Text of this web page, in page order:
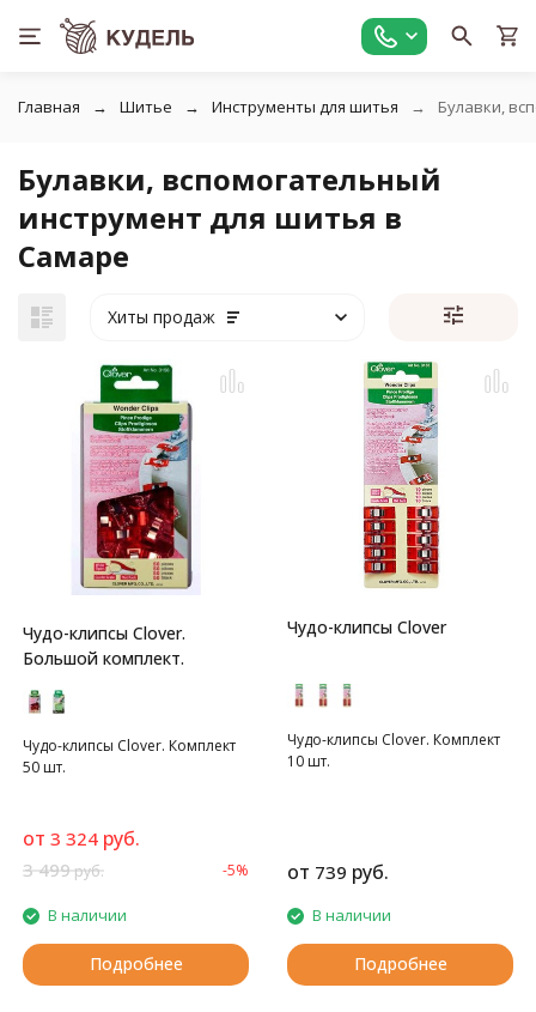
Главная Шитье Инструменты для шитья Булавки,
Булавки, вспомогательный
инструмент для шитья в
Самаре
Хиты продаж
Чудо-клипсы Clover.
Большой комплект.
Чудо-клипсы Clover. Комплект
50 шт.
от 3 324 руб.
3 499руб. -5%
В наличии
Подробнее
Чудо-клипсы Clover
Чудо-клипсы Clover. Комплект
10 шт.
от 739 руб.
В наличии
Подробнее